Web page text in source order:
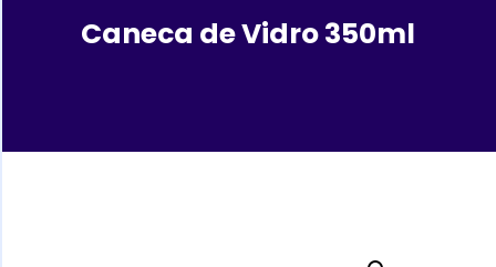
Caneca de Vidro 350ml